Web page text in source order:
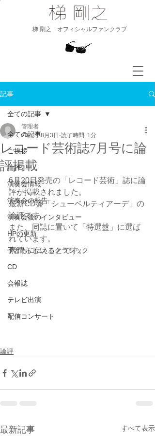
​梯 剛之 オフィシャルファンクラブ
記事
全ての記事
ご挨拶
論評
演奏会情報
演奏会の報告
演奏会後のインタビュー
HPの更新
子どもに伝えるクラシック
CD
会報誌
テレビ出演
配信コンサート
全ての記事
レコード芸術誌7月号に論
評掲載
管理者
2022年8月3日 読了時間: 1分
6月20日発売の「レコード芸術」誌に論
評が掲載されました。
最新CD盤「シューベルティアーデ」の
論評です。
また、同誌に置いて「特選盤」に選ば
れています。
素晴らしいことです。
論評
最新記事 すべて表示